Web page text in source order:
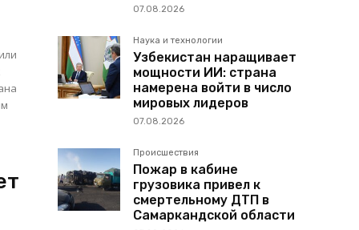
07.08.2026
Наука и технологии
Узбекистан наращивает
мощности ИИ: страна
намерена войти в число
мировых лидеров
07.08.2026
Происшествия
Пожар в кабине
грузовика привел к
смертельному ДТП в
Самаркандской области